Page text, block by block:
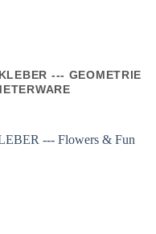
--- GEOMETRIE